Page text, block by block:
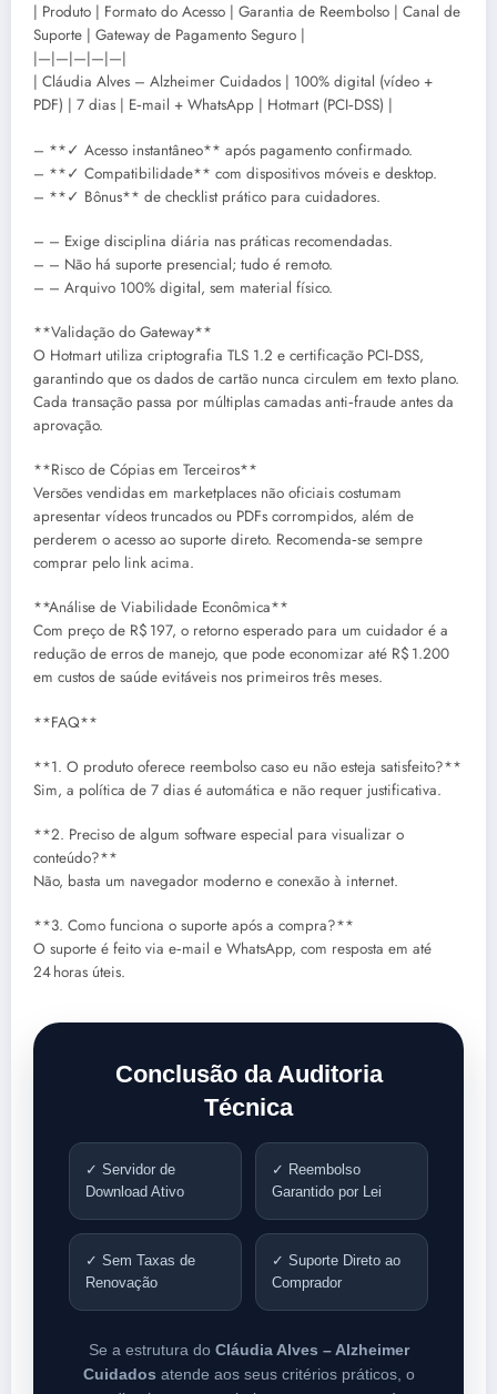
| Produto | Formato do Acesso | Garantia de Reembolso | Canal de
Suporte | Gateway de Pagamento Seguro |
|—|—|—|—|—|
| Cláudia Alves – Alzheimer Cuidados | 100% digital (vídeo +
PDF) | 7 dias | E‑mail + WhatsApp | Hotmart (PCI‑DSS) |
– **✓ Acesso instantâneo** após pagamento confirmado.
– **✓ Compatibilidade** com dispositivos móveis e desktop.
– **✓ Bônus** de checklist prático para cuidadores.
– – Exige disciplina diária nas práticas recomendadas.
– – Não há suporte presencial; tudo é remoto.
– – Arquivo 100% digital, sem material físico.
**Validação do Gateway**
O Hotmart utiliza criptografia TLS 1.2 e certificação PCI‑DSS,
garantindo que os dados de cartão nunca circulem em texto plano.
Cada transação passa por múltiplas camadas anti‑fraude antes da
aprovação.
**Risco de Cópias em Terceiros**
Versões vendidas em marketplaces não oficiais costumam
apresentar vídeos truncados ou PDFs corrompidos, além de
perderem o acesso ao suporte direto. Recomenda‑se sempre
comprar pelo link acima.
**Análise de Viabilidade Econômica**
Com preço de R$ 197, o retorno esperado para um cuidador é a
redução de erros de manejo, que pode economizar até R$ 1.200
em custos de saúde evitáveis nos primeiros três meses.
**FAQ**
**1. O produto oferece reembolso caso eu não esteja satisfeito?**
Sim, a política de 7 dias é automática e não requer justificativa.
**2. Preciso de algum software especial para visualizar o
conteúdo?**
Não, basta um navegador moderno e conexão à internet.
**3. Como funciona o suporte após a compra?**
O suporte é feito via e‑mail e WhatsApp, com resposta em até
24 horas úteis.
Conclusão da Auditoria
Técnica
✓ Servidor de
Download Ativo
✓ Reembolso
Garantido por Lei
✓ Sem Taxas de
Renovação
✓ Suporte Direto ao
Comprador
Se a estrutura do Cláudia Alves – Alzheimer
Cuidados atende aos seus critérios práticos, o